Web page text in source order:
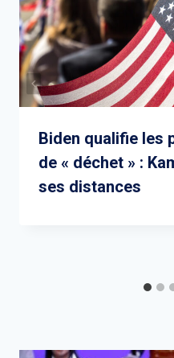
Biden qualifie les
de « déchet » :
ses distances